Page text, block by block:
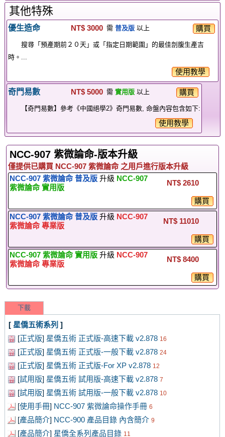
其他特殊
優生造命 NT$ 3000 需 普及版以上 購買
搜尋「預產期前２０天」或「指定日期範圍」的最佳剖腹生產吉
時。...
使用教學
奇門易數 NT$ 5000 需 實用版以上 購買
【奇門易數】參考《中國絕學2》奇門易數, 命盤內容包含如下:
使用教學
NCC-907 紫微論命-版本升級
僅提供已購買 NCC-907 紫微論命 之用戶進行版本升級
NCC-907 紫微論命 普及版升級 NCC-907
紫微論命 實用版
NT$ 2610
購買
NCC-907 紫微論命 普及版升級 NCC-907
紫微論命 專業版
NT$ 11010
購買
NCC-907 紫微論命 實用版升級 NCC-907
紫微論命 專業版
NT$ 8400
購買
下載
[ 星僑五術系列 ]
[正式版] 星僑五術 正式版-高速下載 v2.878 16
[正式版] 星僑五術 正式版-一般下載 v2.878 24
[正式版] 星僑五術 正式版-For XP v2.878 12
[試用版] 星僑五術 試用版-高速下載 v2.878 7
[試用版] 星僑五術 試用版-一般下載 v2.878 10
[使用手冊] NCC-907 紫微論命操作手冊 6
[產品簡介] NCC-900 產品目錄 內含簡介 9
[產品簡介] 星僑全系列產品目錄 11